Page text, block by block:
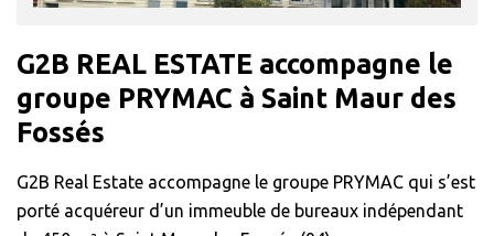
G2B REAL ESTATE accompagne le
groupe PRYMAC à Saint Maur des
Fossés
G2B Real Estate accompagne le groupe PRYMAC qui s’est
porté acquéreur d’un immeuble de bureaux indépendant